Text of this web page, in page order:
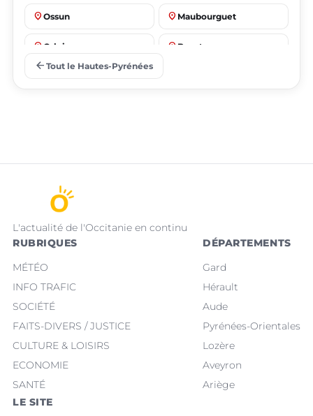
place Ossun place Maubourguet
place Orleix place Bazet
arrow_back Tout le Hautes-Pyrénées
L'actualité de l'Occitanie en continu
RUBRIQUES
MÉTÉO
INFO TRAFIC
SOCIÉTÉ
FAITS-DIVERS / JUSTICE
CULTURE & LOISIRS
ECONOMIE
SANTÉ
DÉPARTEMENTS
Gard
Hérault
Aude
Pyrénées-Orientales
Lozère
Aveyron
Ariège
LE SITE